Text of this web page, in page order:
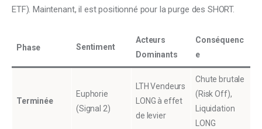
ETF). Maintenant, il est positionné pour la purge des SHORT.
Phase Sentiment
Acteurs
Dominants
Conséquenc
e
Terminée
Euphorie
(Signal 2)
LTH Vendeurs
LONG à effet
de levier
Chute brutale
(Risk Off),
Liquidation
LONG